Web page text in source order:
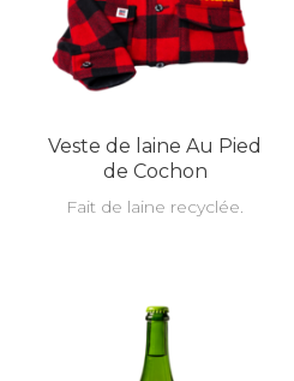
Veste de laine Au Pied
de Cochon
Fait de laine recyclée.